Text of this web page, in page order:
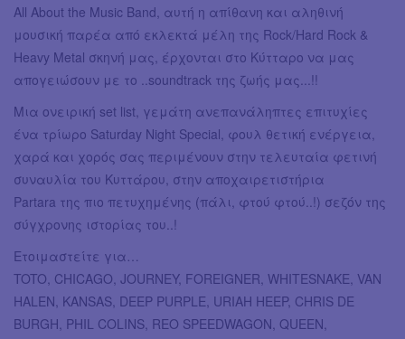
All About the Music Band, αυτή η απίθανη και αληθινή
μουσική παρέα από εκλεκτά μέλη της Rock/Hard Rock &
Heavy Metal σκηνή μας, έρχονται στο Κύτταρο να μας
απογειώσουν με το ..soundtrack της ζωής μας...!!
Μια ονειρική set list, γεμάτη ανεπανάληπτες επιτυχίες
ένα τρίωρο Saturday Night Special, φουλ θετική ενέργεια,
χαρά και χορός σας περιμένουν στην τελευταία φετινή
συναυλία του Κυττάρου, στην αποχαιρετιστήρια
Partara της πιο πετυχημένης (πάλι, φτού φτού..!) σεζόν της
σύγχρονης ιστορίας του..!
Ετοιμαστείτε για…
TOTO, CHICAGO, JOURNEY, FOREIGNER, WHITESNAKE, VAN
HALEN, KANSAS, DEEP PURPLE, URIAH HEEP, CHRIS DE
BURGH, PHIL COLINS, REO SPEEDWAGON, QUEEN,